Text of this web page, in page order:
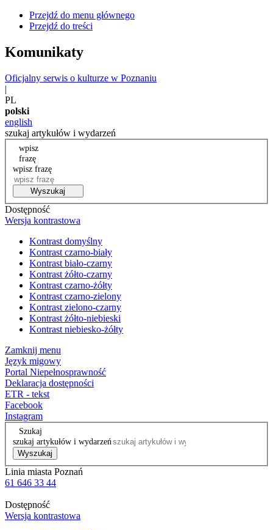
Przejdź do menu głównego
Przejdź do treści
Komunikaty
Oficjalny serwis o kulturze w Poznaniu
|
PL
polski
english
szukaj artykułów i wydarzeń
wpisz
frazę
wpisz frazę
Wyszukaj
Dostępność
Wersja kontrastowa
Kontrast domyślny
Kontrast czarno-biały
Kontrast biało-czarny
Kontrast żółto-czarny
Kontrast czarno-żółty
Kontrast czarno-zielony
Kontrast zielono-czarny
Kontrast żółto-niebieski
Kontrast niebiesko-żółty
Zamknij menu
Język migowy
Portal Niepełnosprawność
Deklaracja dostępności
ETR - tekst
Facebook
Instagram
Szukaj
szukaj artykułów i wydarzeń
Wyszukaj
Linia miasta Poznań
61 646 33 44
Dostępność
Wersja kontrastowa